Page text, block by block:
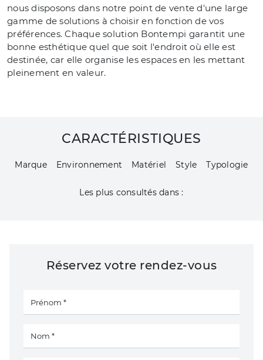
nous disposons dans notre point de vente d'une large
gamme de solutions à choisir en fonction de vos
préférences. Chaque solution Bontempi garantit une
bonne esthétique quel que soit l'endroit où elle est
destinée, car elle organise les espaces en les mettant
pleinement en valeur.
CARACTÉRISTIQUES
Marque Environnement Matériel Style Typologie
Les plus consultés dans :
Réservez votre rendez-vous